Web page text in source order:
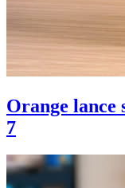
Orange lance
7